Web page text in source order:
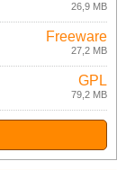
26,9 MB
Freeware
27,2 MB
GPL
79,2 MB